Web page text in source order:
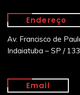
Endereço
Av. Francisco de
Indaiatuba – SP /
Email